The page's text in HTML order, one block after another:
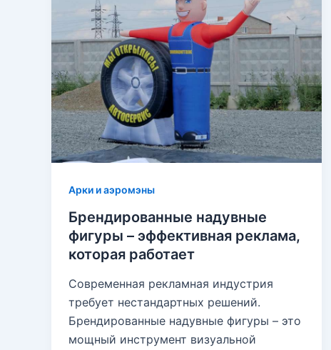
Арки и аэромэны
Брендированные надувные
фигуры – эффективная реклама,
которая работает
Современная рекламная индустрия
требует нестандартных решений.
Брендированные надувные фигуры – это
мощный инструмент визуальной